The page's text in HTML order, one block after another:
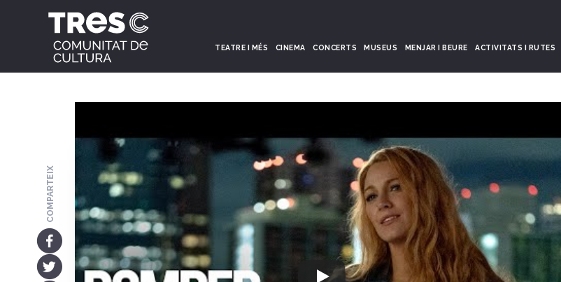
TEATRE I MÉS CINEMA CONCERTS MUSEUS MENJAR I BEURE ACTIVITATS I RUTES
COMPARTEIX